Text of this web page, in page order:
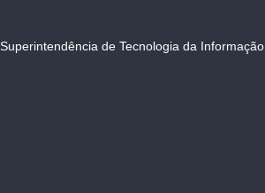
Superintendência de Tecnologia da Informação